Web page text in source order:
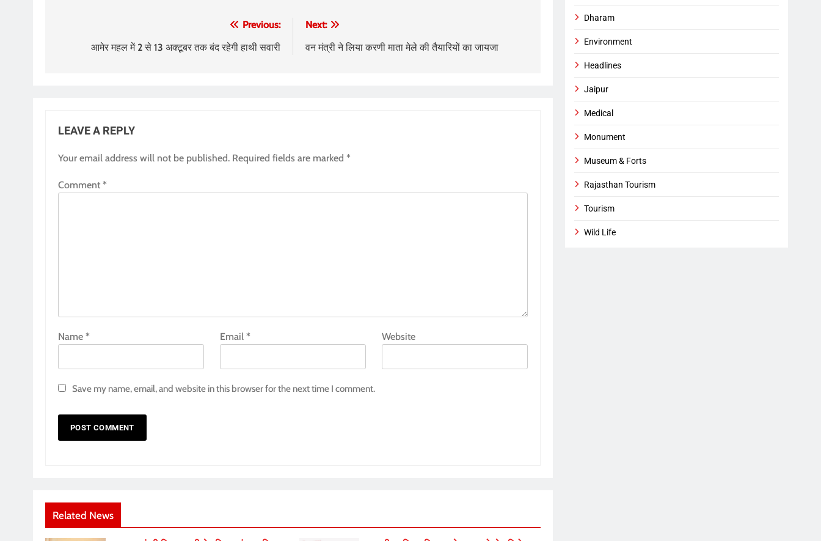
navigation
Previous:
आमेर महल में 2 से 13 अक्टूबर तक बंद रहेगी हाथी सवारी
Next:
वन मंत्री ने लिया करणी माता मेले की तैयारियों का जायजा
LEAVE A REPLY
Your email address will not be published. Required fields are marked *
Comment *
Name * Email* Website
Save my name, email, and website in this browser for the next time I comment.
Related News
Dharam
Environment
Headlines
Jaipur
Medical
Monument
Museum & Forts
Rajasthan Tourism
Tourism
Wild Life